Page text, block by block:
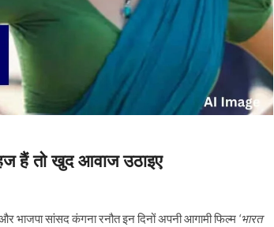
हैं तो खुद आवाज उठाइए
भाजपा सांसद कंगना रनौत इन दिनों अपनी आगामी फिल्म ‘भारत